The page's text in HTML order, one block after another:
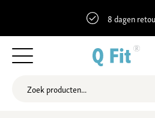
8 dagen
51.8194708 4.774791 Kerkbuurt 33b,